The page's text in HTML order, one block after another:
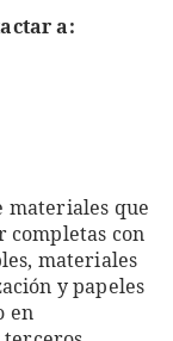
a:
materiales que
completas con
materiales
y papeles
en